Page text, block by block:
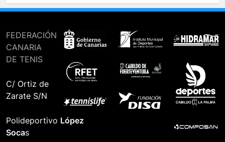
FEDERACIÓN
CANARIA
DE TENIS
C/ Ortiz de
Zarate S/N
Polideportivo López
Socas